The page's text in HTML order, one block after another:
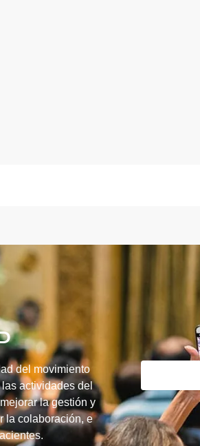
del movimiento
actividades del
la gestión y
la colaboración, e